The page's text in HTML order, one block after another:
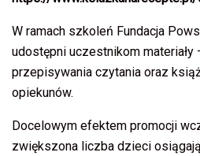
W ramach szkoleń Fundacja
udostępni uczestnikom materiały
przepisywania czytania oraz
opiekunów.
Docelowym efektem promocji
zwiększona liczba dzieci